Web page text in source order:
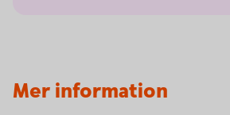
Mer information